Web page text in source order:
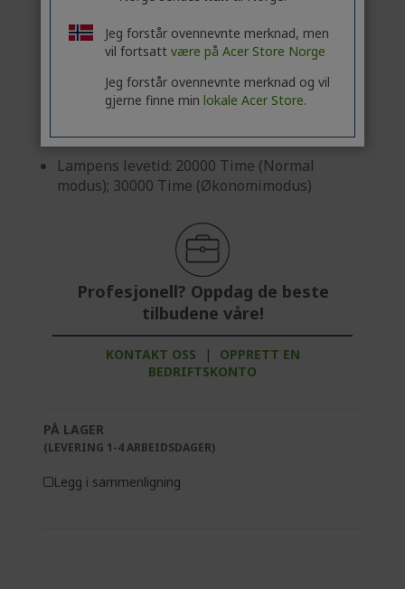
Kontrastforhold: 3,500,000:1
Sideforhold: 16:9 (Native), 4:3 (kompatibel)
mm@2000 mm)
ANSI lm (ECO)
Lampens levetid: 20000 Time (Normal
modus); 30000 Time (Økonomimodus)
Profesjonell? Oppdag de beste
tilbudene våre!
KONTAKT OSS |
OPPRETT EN
BEDRIFTSKONTO
PÅ LAGER
(LEVERING 1-4 ARBEIDSDAGER)
Legg i sammenligning
Jeg forstår ovennevnte merknad, men
vil fortsatt være på Acer Store Norge
Jeg forstår ovennevnte merknad og vil
gjerne finne min lokale Acer Store.